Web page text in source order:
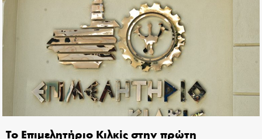
Το Επιμελητήριο Κιλκίς στην πρώτη